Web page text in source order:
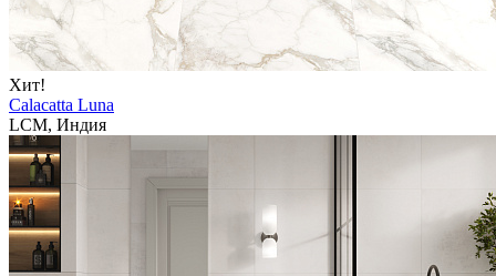
Хит!
Calacatta Luna
LCM, Индия